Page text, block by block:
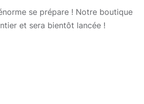
se prépare ! Notre boutique
et sera bientôt lancée !